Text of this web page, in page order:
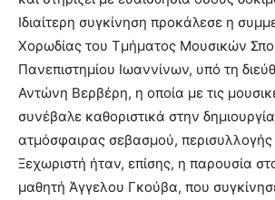
Ιδιαίτερη συγκίνηση προκάλεσε η
Χορωδίας του Τμήματος Μουσικών
Πανεπιστημίου Ιωαννίνων, υπό τη
Αντώνη Βερβέρη, η οποία με τις
συνέβαλε καθοριστικά στην
ατμόσφαιρας σεβασμού, περισυλλογής
Ξεχωριστή ήταν, επίσης, η παρουσία
μαθητή Άγγελου Γκούβα, που